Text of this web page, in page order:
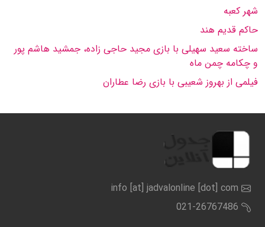
شهر كعبه
حاكم قدیم هند
ساخته سعید سهیلی با بازی مجید حاجی زاده، جمشید هاشم پور
و چكامه چمن ماه
فیلمی از بهروز شعیبی با بازی رضا عطاران
info [at] jadvalonline [dot] com
021-26767486